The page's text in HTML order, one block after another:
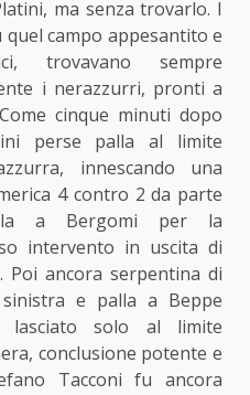
ma senza trovarlo. I
campo appesantito e
trovavano sempre
i nerazzurri, pronti a
cinque minuti dopo
perse palla al limite
innescando una
4 contro 2 da parte
a Bergomi per la
intervento in uscita di
Poi ancora serpentina di
e palla a Beppe
lasciato solo al limite
conclusione potente e
Tacconi fu ancora